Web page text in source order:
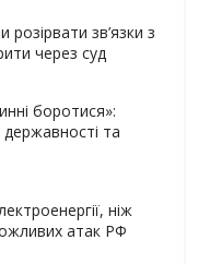
зв’язки з
через суд
боротися»:
та
ніж
атак РФ